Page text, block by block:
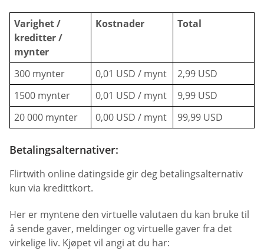
Varighet /
kreditter /
mynter
Kostnader Total
300 mynter 0,01 USD / mynt
2,99 USD
1500 mynter
0,01 USD / mynt
9,99 USD
20 000 mynter
0,00 USD / mynt 99,99 USD
Betalingsalternativer:
Flirtwith online datingside gir deg betalingsalternativ
kun via kredittkort.
Her er myntene den virtuelle valutaen du kan bruke til
å sende gaver, meldinger og virtuelle gaver fra det
virkelige liv. Kjøpet vil angi at du har: